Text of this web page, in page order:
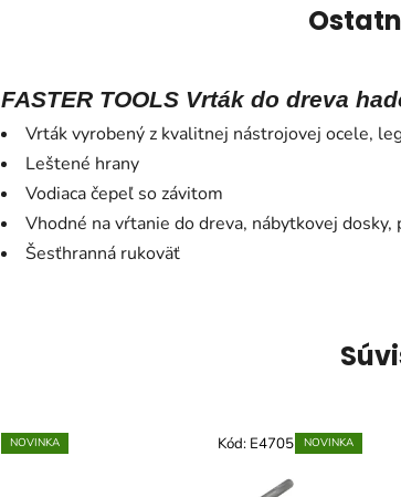
FASTER TOOLS Vrták do dreva
Vrták vyrobený z kvalitnej nástrojovej ocele,
Leštené hrany
Vodiaca čepeľ so závitom
Vhodné na vŕtanie do dreva, nábytkovej dosky,
Šesťhranná rukoväť
NOVINKA Kód: E4705 NOVINKA